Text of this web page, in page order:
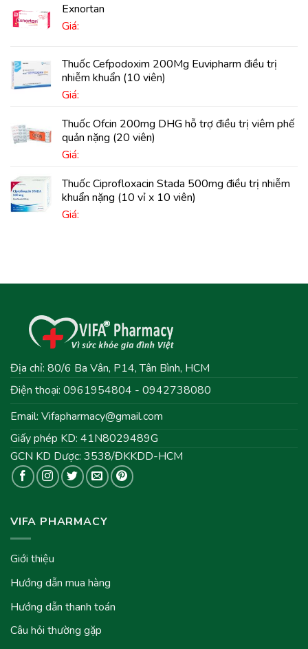
Exnortan
Giá:
Thuốc Cefpodoxim 200Mg Euvipharm điều trị
nhiễm khuẩn (10 viên)
Giá:
Thuốc Ofcin 200mg DHG hỗ trợ điều trị viêm phế
quản nặng (20 viên)
Giá:
Thuốc Ciprofloxacin Stada 500mg điều trị nhiễm
khuẩn nặng (10 vỉ x 10 viên)
Giá:
Địa chỉ: 80/6 Ba Vân, P14, Tân Bình, HCM
Điện thoại: 0961954804 - 0942738080
Email: Vifapharmacy@gmail.com
Giấy phép KD: 41N8029489G
GCN KD Dược: 3538/ĐKKDD-HCM
VIFA PHARMACY
Giới thiệu
Hướng dẫn mua hàng
Hướng dẫn thanh toán
Câu hỏi thường gặp